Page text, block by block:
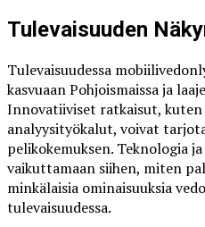
Tulevaisuuden
Tulevaisuudessa
kasvuaan Pohjoismaissa ja
Innovatiiviset ratkaisut,
analyysityökalut, voivat
pelikokemuksen. Teknologia
vaikuttamaan siihen, miten
minkälaisia ominaisuuksia
tulevaisuudessa.